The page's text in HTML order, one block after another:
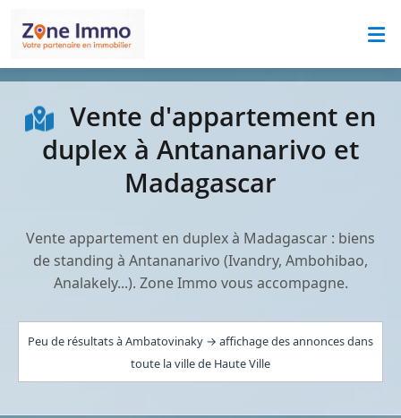
Vente d'appartement en
duplex à Antananarivo et
Madagascar
Vente appartement en duplex à Madagascar : biens
de standing à Antananarivo (Ivandry, Ambohibao,
Analakely...). Zone Immo vous accompagne.
Peu de résultats à Ambatovinaky → affichage des annonces dans
toute la ville de Haute Ville